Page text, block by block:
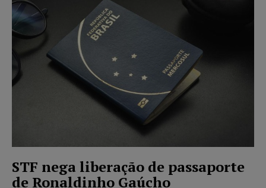
STF nega liberação de passaporte
de Ronaldinho Gaúcho